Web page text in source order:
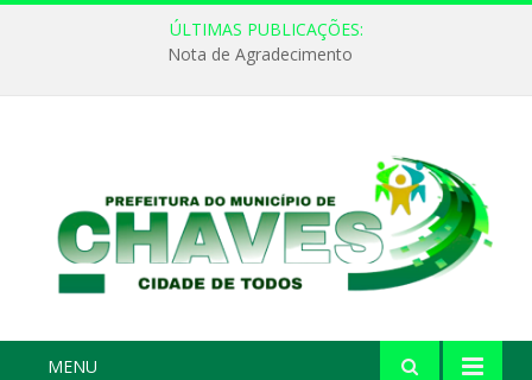
ÚLTIMAS PUBLICAÇÕES:
Nota de Agradecimento
MENU